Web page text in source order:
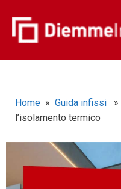
Home » Guida infissi »
l’isolamento termico